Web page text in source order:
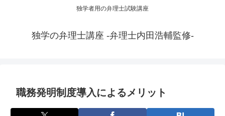
独学者用の弁理士試験講座
独学の弁理士講座 -弁理士内田浩輔監修-
職務発明制度導入によるメリット